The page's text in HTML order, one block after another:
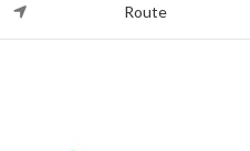
Route